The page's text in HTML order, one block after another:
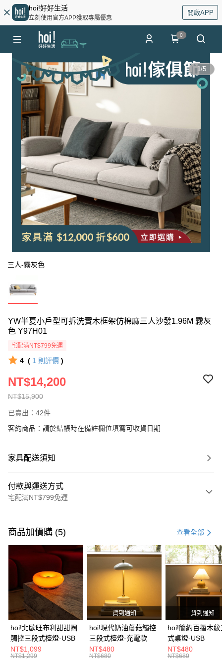
hoi!好好生活
立刻使用官方APP獲取專屬優惠
開啟APP
0
1/5
三人-霧灰色
YW半夏小戶型可拆洗實木框架仿棉麻三人沙發1.96M 霧灰
色 Y97H01
宅配滿NT$799免運
4 ( 1 則評價 )
NT$15,900
NT$14,200
已賣出：42件
客約商品：請於結帳時在備註欄位填寫可收貨日期
家具配送須知
付款與運送方式
宅配滿NT$799免運
信用卡一次付款
信用卡分期付款
3 期 0 利率 每期 21家銀行
合作金庫商業銀行
第一商業銀行
華南商業銀行
彰化商業銀行
上海商業儲蓄銀行
台北富邦商業銀行
國泰世華商業銀行
兆豐國際商業銀行
臺灣中小企業銀行
台中商業銀行
匯豐（台灣）商業銀行
華泰商業銀行
聯邦商業銀行
遠東國際商業銀行
元大商業銀行
6 期 0 利率 每期NT$2,366 21家銀行
合作金庫商業銀行
第一商業銀行
華南商業銀行
彰化商業銀行
上海商業儲蓄銀行
台北富邦商業銀行
國泰世華商業銀行
兆豐國際商業銀行
臺灣中小企業銀行
台中商業銀行
匯豐（台灣）商業銀行
聯邦商業銀行
LINE Pay
Apple Pay
街口支付
AFTEE先享後付
商品加價購 (5) 查看全部
hoi!北歐旺布利甜甜圈
觸控三段式檯燈-USB
NT$1,099
NT$1,299
貨到通知
hoi!現代奶油蘑菇觸控
三段式檯燈-充電款
NT$480
NT$680
貨到通知
hoi!簡約百摺木
式桌燈-USB
NT$480
NT$680